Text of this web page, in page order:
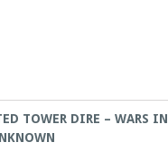
TOWER DIRE – WARS IN